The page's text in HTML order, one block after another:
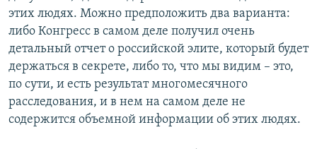
этих людях. Можно предположить два варианта:
либо Конгресс в самом деле получил очень
детальный отчет о российской элите, который будет
держаться в секрете, либо то, что мы видим – это,
по сути, и есть результат многомесячного
расследования, и в нем на самом деле не
содержится объемной информации об этих людях.